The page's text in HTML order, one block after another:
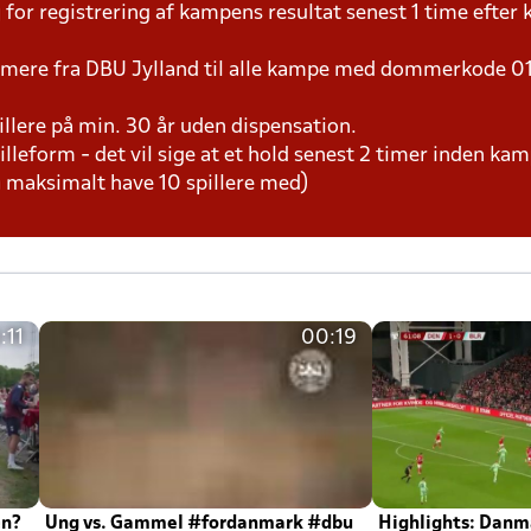
registrering af kampens resultat senest 1 time efter
fra DBU Jylland til alle kampe med dommerkode 01
på min. 30 år uden dispensation.
- det vil sige at et hold senest 2 timer inden
have 10 spillere med)
00:19
Ung vs. Gammel #fordanmark #dbu
Highlights: